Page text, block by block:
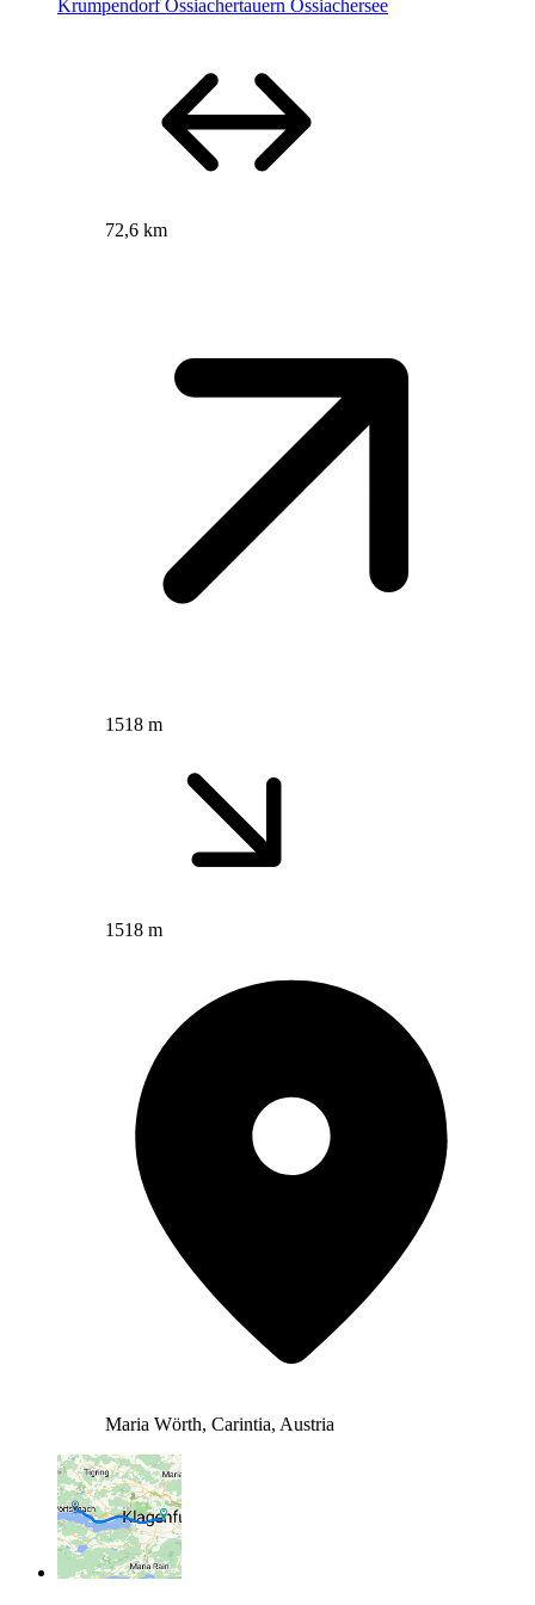
Krumpendorf Ossiachertauern Ossiachersee
72,6 km
1518 m
1518 m
Maria Wörth, Carintia, Austria